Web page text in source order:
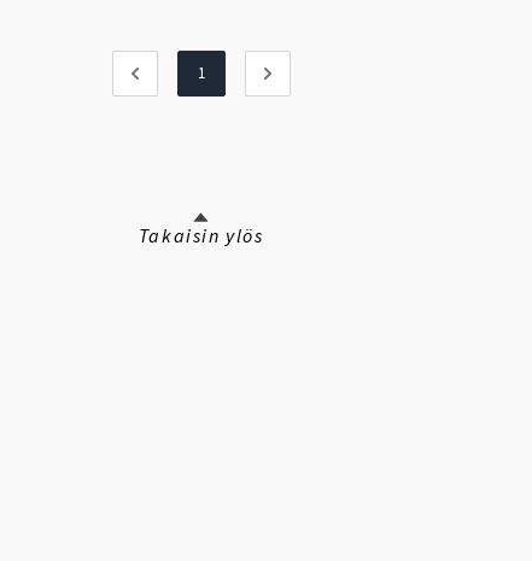
1
Takaisin ylös